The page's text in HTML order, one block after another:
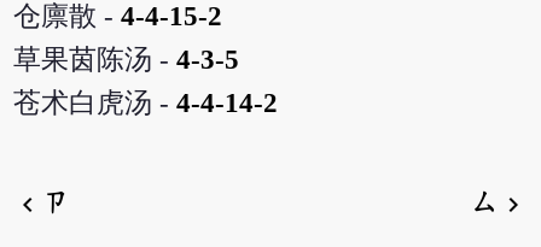
仓廪散 -4-4-15-2
草果茵陈汤 -4-3-5
苍术白虎汤 -4-4-14-2
chevron_left ㄗ ㄙ chevron_right